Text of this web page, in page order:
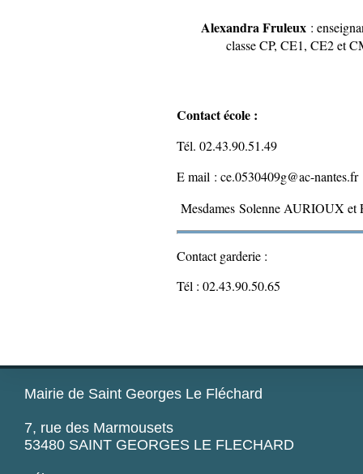
Alexandra Fruleux:
classe CP, CE1, CE2 et
Contact école :
Tél. 02.43.90.51.49
E mail : ce.0530409g@ac-nantes.fr
Mesdames Solenne AURIOUX
Contact garderie :
Tél : 02.43.90.50.65
Mairie de Saint Georges Le Fléchard
7, rue des Marmousets
53480 SAINT GEORGES LE FLECHARD